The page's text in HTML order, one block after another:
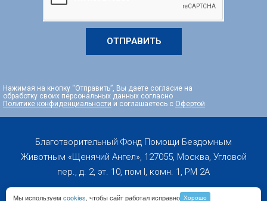
ОТПРАВИТЬ
Нажимая на кнопку “Отправить”, Вы даете согласие на
обработку своих персональных данных согласно
Политике конфиденциальности и соглашаетесь с Офертой
Благотворительный Фонд Помощи Бездомным
Животным «Щенячий Ангел», 127055, Москва, Угловой
пер., д. 2, эт. 10, пом I, комн. 1, PM 2А
Мы используем cookies, чтобы сайт работал исправно Хорошо